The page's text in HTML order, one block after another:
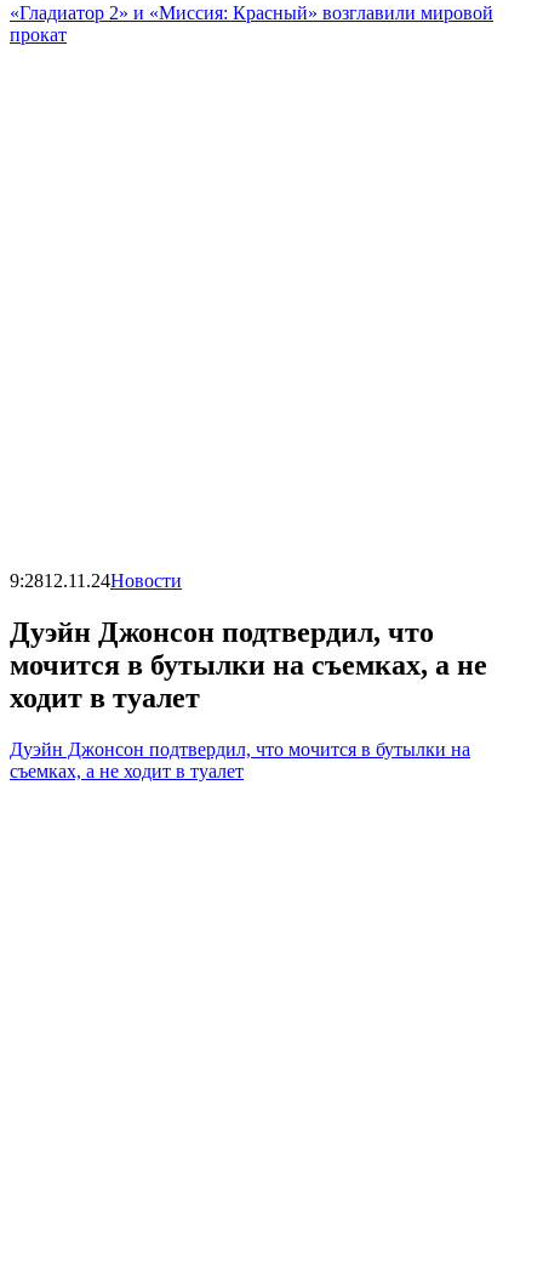
«Гладиатор 2» и «Миссия: Красный» возглавили мировой
прокат
9:2812.11.24Новости
Дуэйн Джонсон подтвердил, что
мочится в бутылки на съемках, а не
ходит в туалет
Дуэйн Джонсон подтвердил, что мочится в бутылки на
съемках, а не ходит в туалет